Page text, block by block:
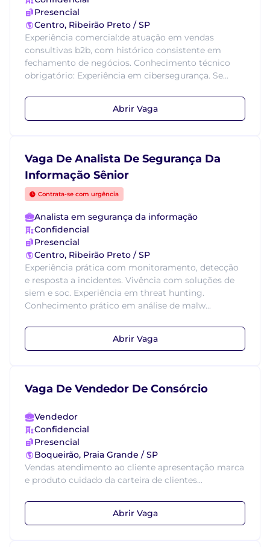
Presencial
Centro, Ribeirão Preto / SP
Experiência comercial:de atuação em vendas
consultivas b2b, com histórico consistente em
fechamento de negócios. Conhecimento técnico
obrigatório: Experiência em cibersegurança. Se...
Abrir Vaga
Vaga De Analista De Segurança Da
Informação Sênior
Contrata-se com urgência
Analista em segurança da informação
Confidencial
Presencial
Centro, Ribeirão Preto / SP
Experiência prática com monitoramento, detecção
e resposta a incidentes. Vivência com soluções de
siem e soc. Experiência em threat hunting.
Conhecimento prático em análise de malw...
Abrir Vaga
Vaga De Vendedor De Consórcio
Vendedor
Confidencial
Presencial
Boqueirão, Praia Grande / SP
Vendas atendimento ao cliente apresentação marca
e produto cuidado da carteira de clientes...
Abrir Vaga